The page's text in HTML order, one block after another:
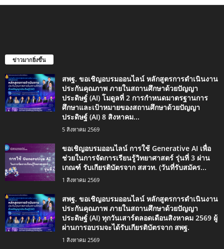
ข่าวมากยิ่งขึ้น
สพฐ. ขอเชิญอบรมออนไลน์ หลักสูตรการดำเนินงาน
ประกันคุณภาพ ภายในสถานศึกษาด้วยปัญญา
ประดิษฐ์ (AI) โมดูลที่ 2 การกำหนดมาตรฐานการ
ศึกษาและเป้าหมายของสถานศึกษาด้วยปัญญา
ประดิษฐ์ (AI) 8 สิงหาคม...
5 สิงหาคม 2569
ขอเชิญอบรมออนไลน์ การใช้ Generative AI เพื่อ
ช่วยในการจัดการเรียนรู้วิทยาศาสตร์ รุ่นที่ 3 ผ่าน
เกณฑ์ รับเกียรติบัตรจาก สสวท. (วันที่รับสมัคร...
1 สิงหาคม 2569
สพฐ. ขอเชิญอบรมออนไลน์ หลักสูตรการดำเนินงาน
ประกันคุณภาพ ภายในสถานศึกษาด้วยปัญญา
ประดิษฐ์ (AI) ทุกวันเสาร์ตลอดเดือนสิงหาคม 2569 ผู้
ผ่านการอบรมจะได้รับเกียรติบัตรจาก สพฐ.
1 สิงหาคม 2569